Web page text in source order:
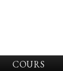
COURS